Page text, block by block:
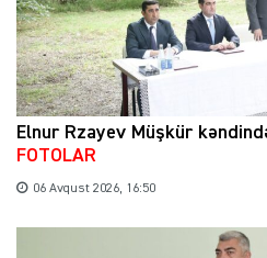
Elnur Rzayev Müşkür
FOTOLAR
06 Avqust 2026, 16:50